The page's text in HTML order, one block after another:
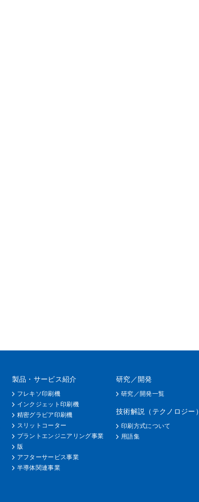
製品・サービス紹介
フレキソ印刷機
インクジェット印刷機
精密グラビア印刷機
スリットコーター
プラントエンジニアリング事業
版
アフターサービス事業
半導体関連事業
研究／開発
研究／開発一覧
技術解説（テクノロジー）
印刷方式について
用語集